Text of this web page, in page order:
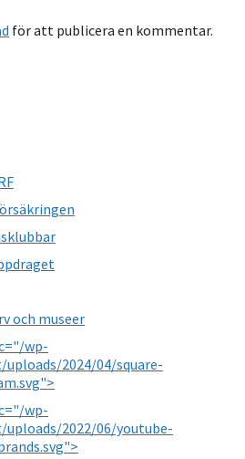
för att publicera en kommentar.
och museer
wp-
2024/04/square-
wp-
2022/06/youtube-